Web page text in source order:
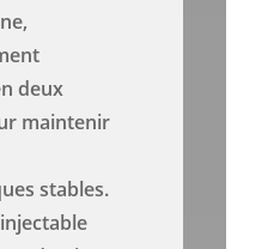
deux
maintenir
stables.